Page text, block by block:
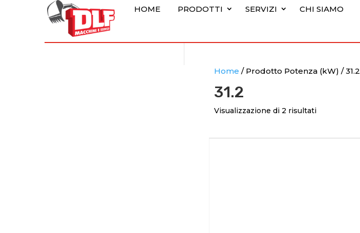
HOME PRODOTTI SERVIZI CHI SIAMO
Home / Prodotto Potenza (kW) / 31.2
31.2
Visualizzazione di 2 risultati